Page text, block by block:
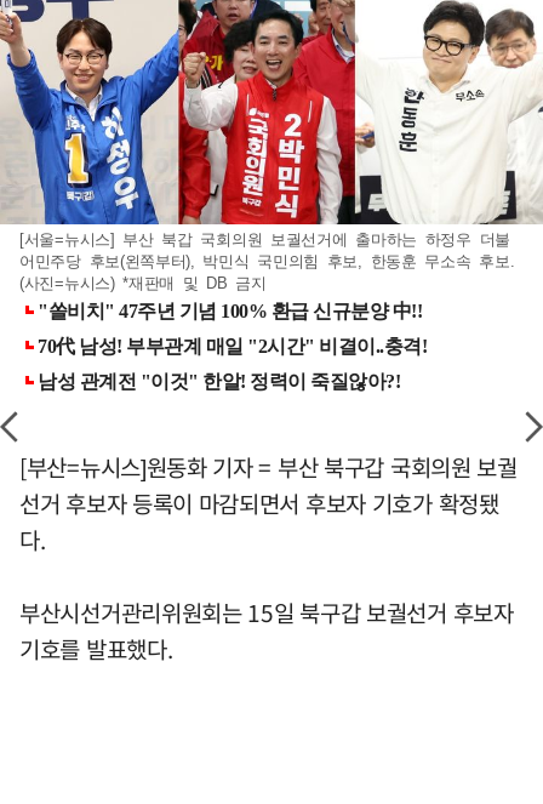
[서울=뉴시스] 부산 북갑 국회의원 보궐선거에 출마하는 하정우 더불
어민주당 후보(왼쪽부터), 박민식 국민의힘 후보, 한동훈 무소속 후보.
(사진=뉴시스) *재판매 및 DB 금지
[부산=뉴시스]원동화 기자 = 부산 북구갑 국회의원 보궐
선거 후보자 등록이 마감되면서 후보자 기호가 확정됐
다.
부산시선거관리위원회는 15일 북구갑 보궐선거 후보자
기호를 발표했다.